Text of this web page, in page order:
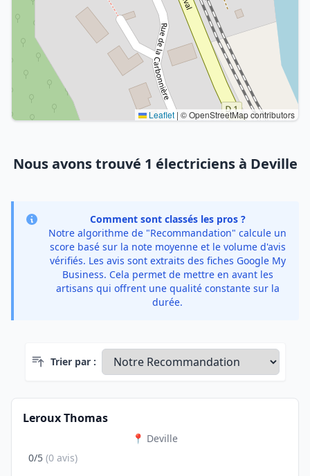
Leaflet | © OpenStreetMap contributors
Nous avons trouvé 1 électriciens à Deville
Comment sont classés les pros ?
Notre algorithme de "Recommandation" calcule un
score basé sur la note moyenne et le volume d'avis
vérifiés. Les avis sont extraits des fiches Google My
Business. Cela permet de mettre en avant les
artisans qui offrent une qualité constante sur la
durée.
Trier par :
Leroux Thomas
📍 Deville
0/5 (0 avis)